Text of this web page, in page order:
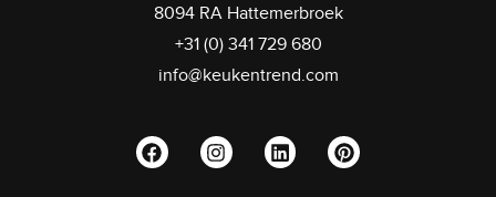
8094 RA Hattemerbroek
+31 (0) 341 729 680
info@keukentrend.com